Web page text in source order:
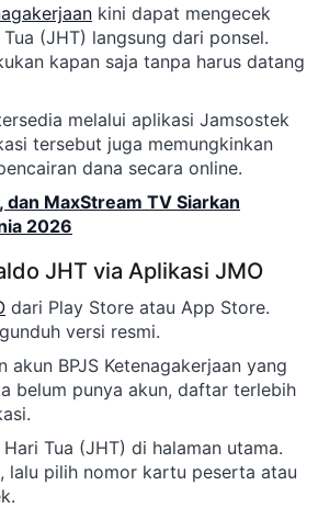
kini dapat mengecek
(JHT) langsung dari ponsel.
kapan saja tanpa harus datang
melalui aplikasi Jamsostek
tersebut juga memungkinkan
dana secara online.
dan MaxStream TV Siarkan
2026
JHT via Aplikasi JMO
dari Play Store atau App Store.
versi resmi.
akun BPJS Ketenagakerjaan yang
belum punya akun, daftar terlebih
Tua (JHT) di halaman utama.
, lalu pilih nomor kartu peserta atau